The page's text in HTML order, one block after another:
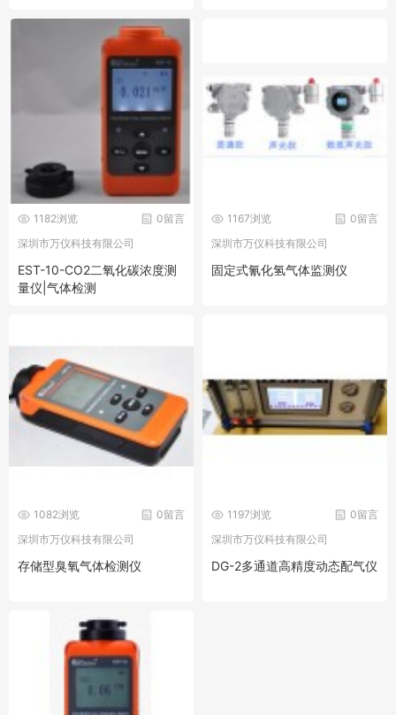
0留言
1182浏览
深圳市万仪科技有限公司
EST-10-CO2二氧化碳浓度测
量仪|气体检测
0留言
1167浏览
深圳市万仪科技有限公司
固定式氰化氢气体监测仪
0留言
1082浏览
深圳市万仪科技有限公司
存储型臭氧气体检测仪
0留言
1197浏览
深圳市万仪科技有限公司
DG-2多通道高精度动态配气仪